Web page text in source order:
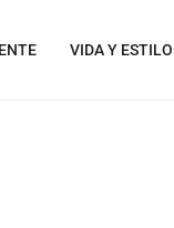
VIDA Y ESTILO